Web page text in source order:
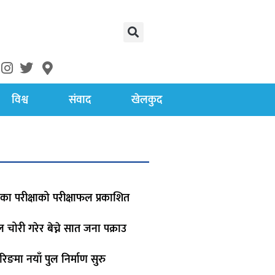
विश्व संवाद खेलकुद
परीक्षाको परीक्षाफल प्रकाशित
चोरी गरेर बेच्ने सात जना पक्राउ
नयाँ पुल निर्माण सुरु